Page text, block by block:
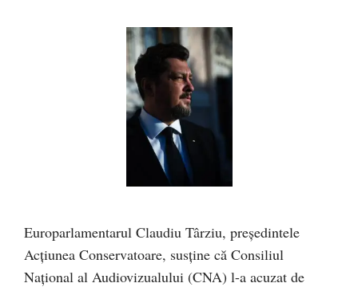
Europarlamentarul Claudiu Târziu, președintele
Acțiunea Conservatoare, susține că Consiliul
Național al Audiovizualului (CNA) l-a acuzat de